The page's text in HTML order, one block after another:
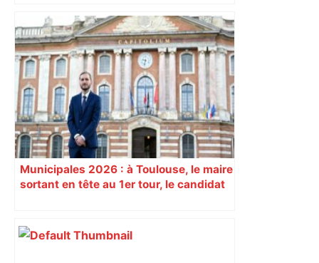
Vous pensiez que c’était comme une
voiture ? La vérité sur les avions qui
reculent – ici.fr
Municipales 2026 : à Toulouse, le maire
sortant en tête au 1er tour, le candidat